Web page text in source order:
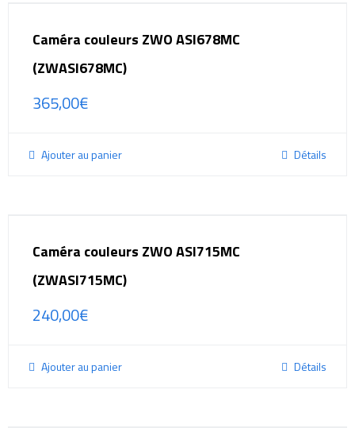
Caméra couleurs ZWO ASI678MC
(ZWASI678MC)
365,00€
Ajouter au panier Détails
Caméra couleurs ZWO ASI715MC
(ZWASI715MC)
240,00€
Ajouter au panier Détails